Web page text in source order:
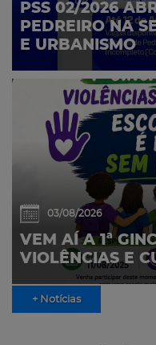
PSS 02/2026
PEDREIRO NA
E URBANISMO
03/08/2026
VEM AÍ A 1ª
VIOLÊNCIAS E
+ Notícias